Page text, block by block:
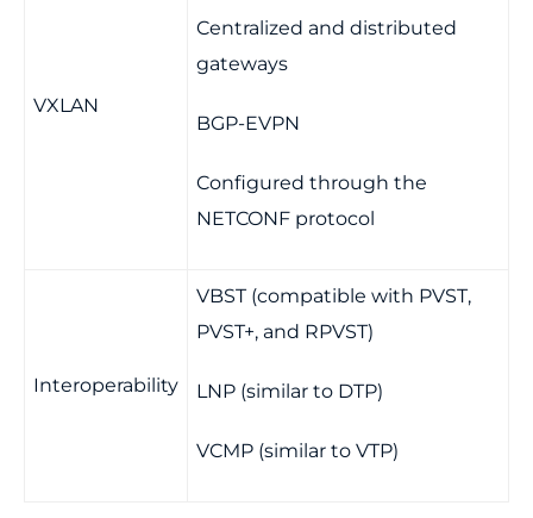
VXLAN
Centralized and distributed
gateways
BGP-EVPN
Configured through the
NETCONF protocol
Interoperability
VBST (compatible with PVST,
PVST+, and RPVST)
LNP (similar to DTP)
VCMP (similar to VTP)